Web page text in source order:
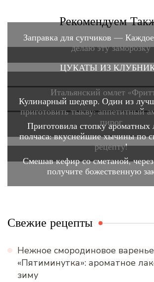
Рекомендуем
Заправка для супчиков —
делаю эту заморозку
ЦУКАТЫ ИЗ
Итальянский омлет
Кулинарный шедевр. Один из
приготовить тыкву: аппетитный
пирог
Приготовила стопку ароматных
полчаса: вкуснейшие хычины по
рецепту!
Смешав кефир со сметаной,
получите божественную
Свежие рецепты
Нежное смородиновое варенье
«Пятиминутка»: ароматное
зиму